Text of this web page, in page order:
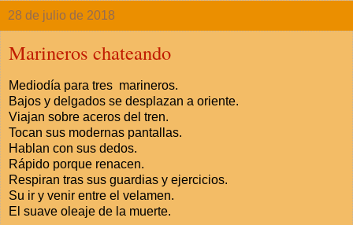
28 de julio de 2018
Marineros chateando
Mediodía para tres marineros.
Bajos y delgados se desplazan a oriente.
Viajan sobre aceros del tren.
Tocan sus modernas pantallas.
Hablan con sus dedos.
Rápido porque renacen.
Respiran tras sus guardias y ejercicios.
Su ir y venir entre el velamen.
El suave oleaje de la muerte.